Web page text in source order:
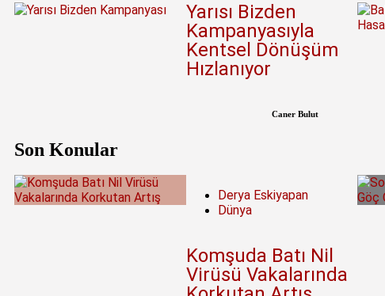
Yarısı Bizden
Kampanyasıyla
Kentsel Dönüşüm
Hızlanıyor
Caner Bulut
Son Konular
Derya Eskiyapan
Dünya
Komşuda Batı Nil
Virüsü Vakalarında